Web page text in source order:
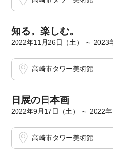
知る。楽しむ。
2022年11月26日（土） ～ 2023
高崎市タワー美術館
日展の日本画
2022年9月17日（土） ～ 2022年
高崎市タワー美術館